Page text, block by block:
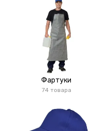
Фартуки
74 товара